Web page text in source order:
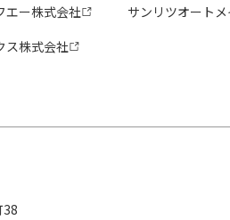
エー株式会社
サンリツオート
ス株式会社